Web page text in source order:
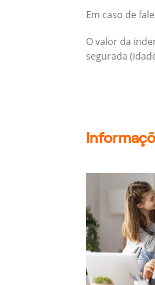
Em caso de
O valor da
segurada